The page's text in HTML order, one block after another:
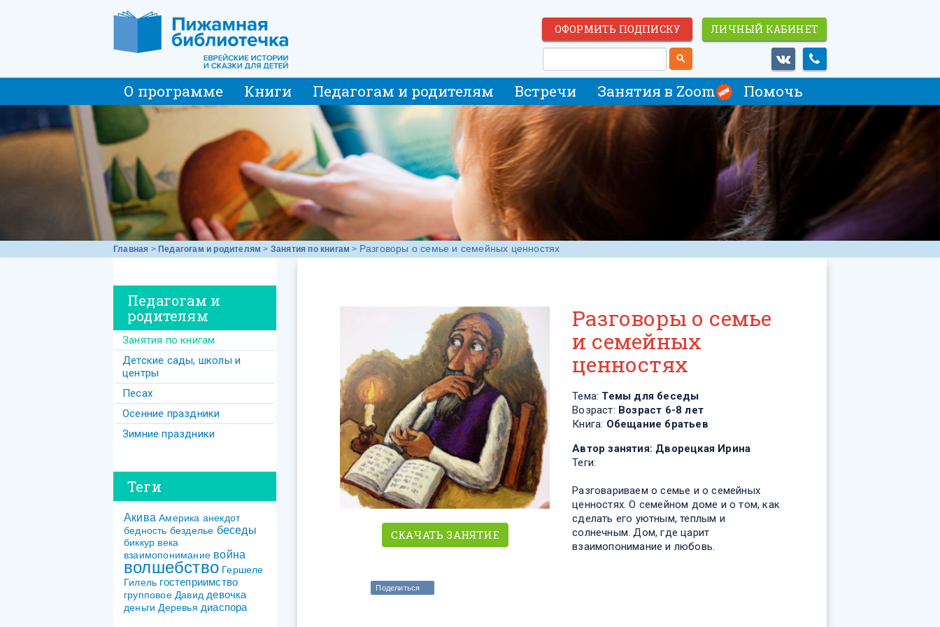
ОФОРМИТЬ ПОДПИСКУ ЛИЧНЫЙ КАБИНЕТ
О программе Книги Педагогам и родителям Встречи Занятия в Zoom Помочь
Главная > Педагогам и родителям > Занятия по книгам > Разговоры о семье и семейных ценностях
СКАЧАТЬ ЗАНЯТИЕ
Поделиться
Разговоры о семье
и семейных
ценностях
Тема: Темы для беседы
Возраст: Возраст 6-8 лет
Книга: Обещание братьев
Автор занятия: Дворецкая Ирина
Теги:
Разговариваем о семье и о семейных
ценностях. О семейном доме и о том, как
сделать его уютным, теплым и
солнечным. Дом, где царит
взаимопонимание и любовь.
Педагогам и
родителям
Занятия по книгам
Детские сады, школы и
центры
Песах
Осенние праздники
Зимние праздники
Теги
Акива Америка анекдот
бедность безделье беседы
биккур века
взаимопонимание война
волшебство Гершеле
Гилель гостеприимство
групповое Давид девочка
деньги Деревья диаспора